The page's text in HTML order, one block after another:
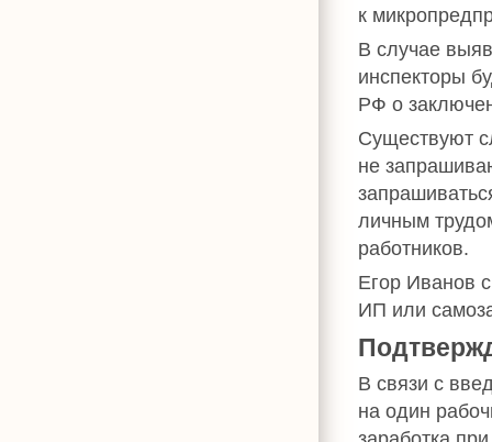
к
В случае
инспекторы
РФ о
Существуют
не
личным
работников.
Егор Иванов
ИП или
В связи с
на один